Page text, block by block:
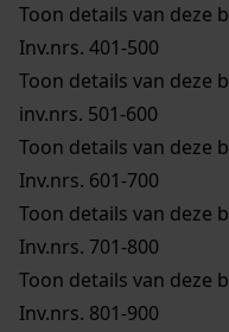
Toon details van deze
Inv.nrs. 401-500
Toon details van deze
inv.nrs. 501-600
Toon details van deze
Inv.nrs. 601-700
Toon details van deze
Inv.nrs. 701-800
Toon details van deze
Inv.nrs. 801-900